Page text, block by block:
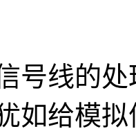
号线的
如给模